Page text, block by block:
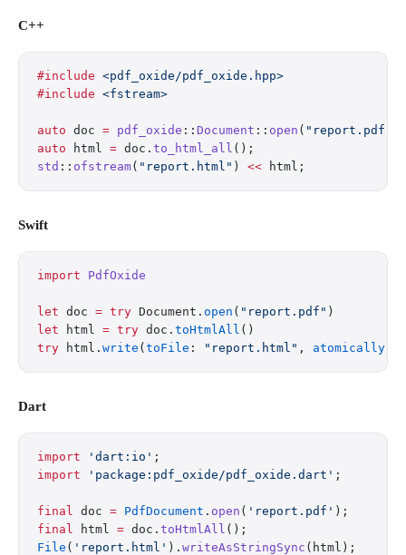
C++
#include <pdf_oxide/pdf_oxide.hpp>
#include <fstream>
auto doc = pdf_oxide :: Document :: open ( "report.pdf"
auto html = doc. to_html_all ();
std :: ofstream( "report.html" ) << html;
Swift
import PdfOxide
let doc = try Document. open ( "report.pdf" )
let html = try doc. toHtmlAll ()
try html. write ( toFile : "report.html" , atomically
Dart
import 'dart:io' ;
import 'package:pdf_oxide/pdf_oxide.dart' ;
final doc = PdfDocument . open ( 'report.pdf' );
final html = doc. toHtmlAll ();
File ( 'report.html' ). writeAsStringSync (html);